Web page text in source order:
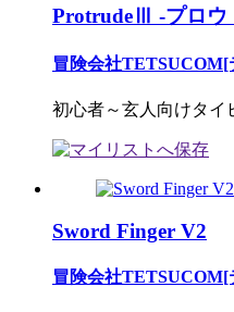
ProtrudeⅢ -プロウ
冒険会社TETSUCOM[
初心者～玄人向けタイ
Sword Finger V2
冒険会社TETSUCOM[